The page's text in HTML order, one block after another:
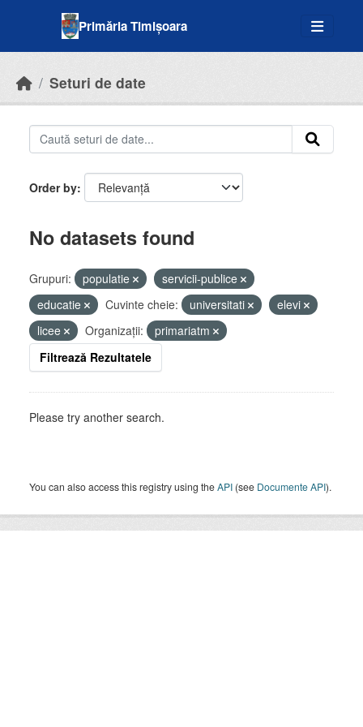
Primăria Timișoara
Seturi de date
Order by
No datasets found
Grupuri: populatie
servicii-publice
educatie
Cuvinte cheie: universitati
elevi
licee
Organizații:
primariatm
Filtrează Rezultatele
Please try another search.
You can also access this registry using theAPI (see Documente API).